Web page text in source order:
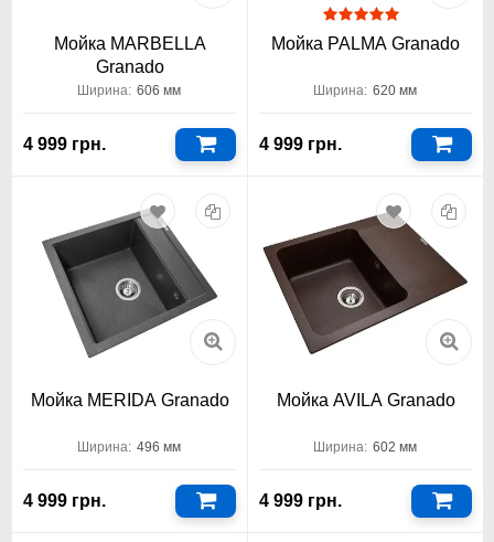
Мойка MARBELLA
Granado
Ширина: 606 мм
4 999 грн.
Мойка PALMA Granado
Ширина: 620 мм
4 999 грн.
Мойка MERIDA Granado
Ширина: 496 мм
4 999 грн.
Мойка AVILA Granado
Ширина: 602 мм
4 999 грн.